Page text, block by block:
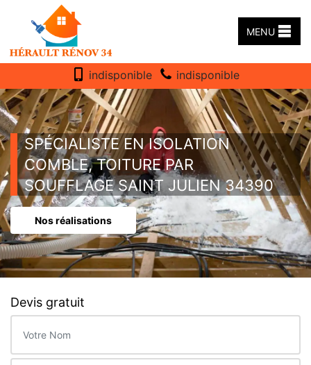
MENU
indisponible indisponible
SPÉCIALISTE EN ISOLATION
COMBLE, TOITURE PAR
SOUFFLAGE SAINT JULIEN 34390
Nos réalisations
Devis gratuit